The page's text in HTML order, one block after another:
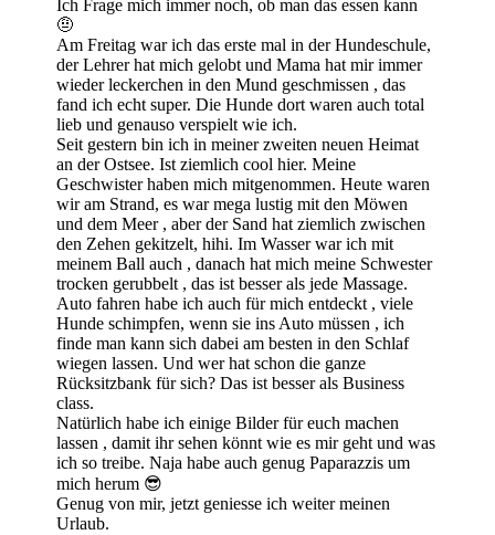
Ich Frage mich immer noch, ob man das essen kann
🤨
Am Freitag war ich das erste mal in der Hundeschule,
der Lehrer hat mich gelobt und Mama hat mir immer
wieder leckerchen in den Mund geschmissen , das
fand ich echt super. Die Hunde dort waren auch total
lieb und genauso verspielt wie ich.
Seit gestern bin ich in meiner zweiten neuen Heimat
an der Ostsee. Ist ziemlich cool hier. Meine
Geschwister haben mich mitgenommen. Heute waren
wir am Strand, es war mega lustig mit den Möwen
und dem Meer , aber der Sand hat ziemlich zwischen
den Zehen gekitzelt, hihi. Im Wasser war ich mit
meinem Ball auch , danach hat mich meine Schwester
trocken gerubbelt , das ist besser als jede Massage.
Auto fahren habe ich auch für mich entdeckt , viele
Hunde schimpfen, wenn sie ins Auto müssen , ich
finde man kann sich dabei am besten in den Schlaf
wiegen lassen. Und wer hat schon die ganze
Rücksitzbank für sich? Das ist besser als Business
class.
Natürlich habe ich einige Bilder für euch machen
lassen , damit ihr sehen könnt wie es mir geht und was
ich so treibe. Naja habe auch genug Paparazzis um
mich herum 😎
Genug von mir, jetzt geniesse ich weiter meinen
Urlaub.